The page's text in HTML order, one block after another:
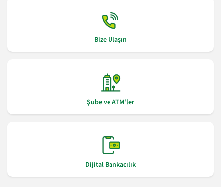
Bize Ulaşın
Şube ve ATM'ler
Dijital Bankacılık